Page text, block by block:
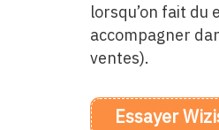
lorsqu’on fait
accompagner
ventes).
Essayer